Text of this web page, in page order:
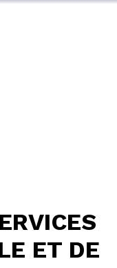
ET DE